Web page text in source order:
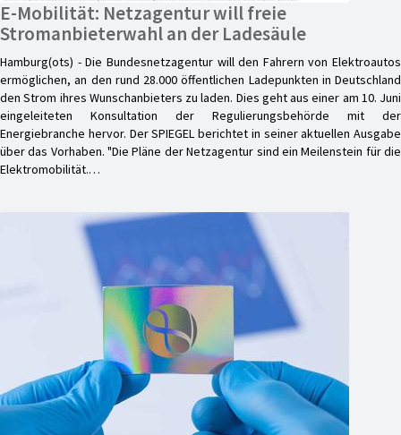
E-Mobilität: Netzagentur will freie
Stromanbieterwahl an der Ladesäule
Hamburg(ots) - Die Bundesnetzagentur will den Fahrern von Elektroautos
ermöglichen, an den rund 28.000 öffentlichen Ladepunkten in Deutschland
den Strom ihres Wunschanbieters zu laden. Dies geht aus einer am 10. Juni
eingeleiteten Konsultation der Regulierungsbehörde mit der
Energiebranche hervor. Der SPIEGEL berichtet in seiner aktuellen Ausgabe
über das Vorhaben. "Die Pläne der Netzagentur sind ein Meilenstein für die
Elektromobilität.…